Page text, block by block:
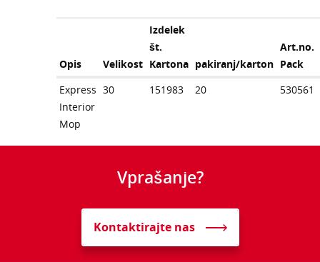
Opis Velikost
Izdelek
št.
Kartona pakiranj/karton
Art.no.
Pack
Express
Interior
Mop
30 151983 20 530561
Vprašanje?
Kontaktirajte nas